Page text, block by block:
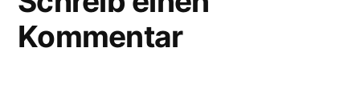
Kommentar